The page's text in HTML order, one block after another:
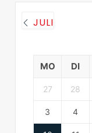
JULI
MO DI
27 28
3 4